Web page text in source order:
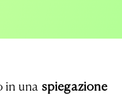
in una spiegazione